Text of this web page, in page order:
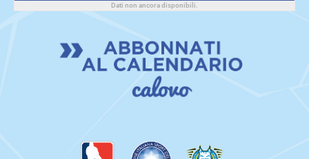
Dati non ancora disponibili.